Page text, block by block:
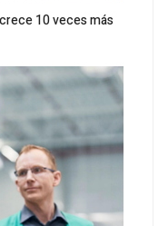
10 veces más